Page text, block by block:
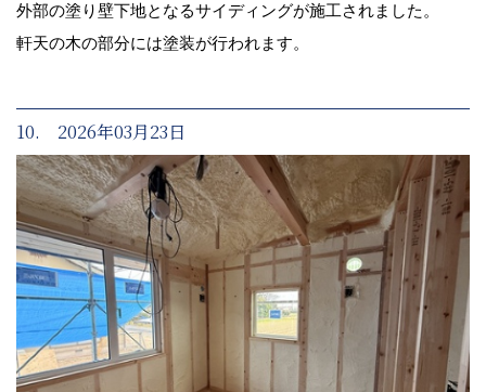
外部の塗り壁下地となるサイディングが施工されました。
軒天の木の部分には塗装が行われます。
10. 2026年03月23日